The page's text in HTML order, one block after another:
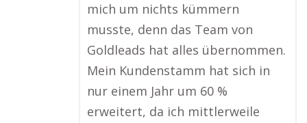
mich um nichts kümmern
musste, denn das Team von
Goldleads hat alles übernommen.
Mein Kundenstamm hat sich in
nur einem Jahr um 60 %
erweitert, da ich mittlerweile